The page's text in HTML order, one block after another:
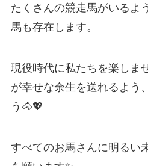
たくさんの競走馬がいるよ
馬も存在します。
現役時代に私たちを楽しま
が幸せな余生を送れるよう
う🐴💖
すべてのお馬さんに明るい